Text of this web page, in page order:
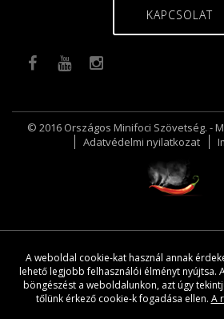
KAPCSOLAT
© 2016 Országos Minifoci Szövetség. -
Adatvédelmi nyilatkozat
A weboldal cookie-kat használ annak
lehető legjobb felhasználói élményt nyújtsa.
böngészést a weboldalunkon, azt úgy
tőlünk érkező cookie-k fogadása ellen. A